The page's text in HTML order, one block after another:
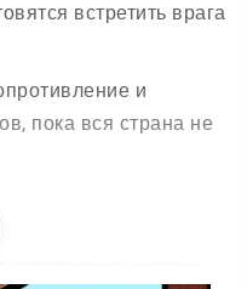
встретить врага
и
пока вся страна не